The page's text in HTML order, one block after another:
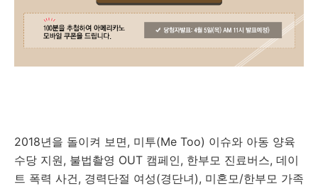
2018년을 돌이켜 보면, 미투(Me Too) 이슈와 아동 양육
수당 지원, 불법촬영 OUT 캠페인, 한부모 진료버스, 데이
트 폭력 사건, 경력단절 여성(경단녀), 미혼모/한부모 가족